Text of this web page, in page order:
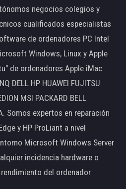
negocios colegios y
cualificados especialistas
de ordenadores PC Intel
Windows, Linux y Apple
de ordenadores Apple iMac
DELL HP HUAWEI FUJITSU
MSI PACKARD BELL
Somos expertos en reparación
y HP ProLiant a nivel
Microsoft Windows Server
incidencia hardware o
del ordenador